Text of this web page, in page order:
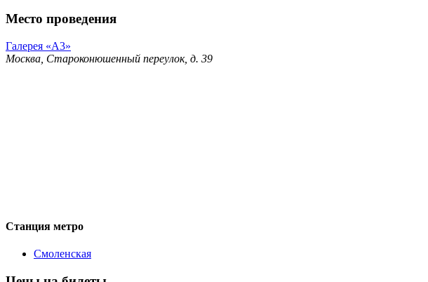
Место проведения
Галерея «А3»
Москва, Староконюшенный переулок, д. 39
Станция метро
Смоленская